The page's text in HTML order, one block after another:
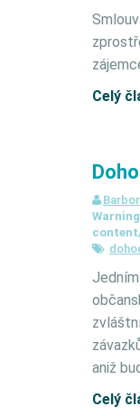
Celý
Warning
aniž
Celý